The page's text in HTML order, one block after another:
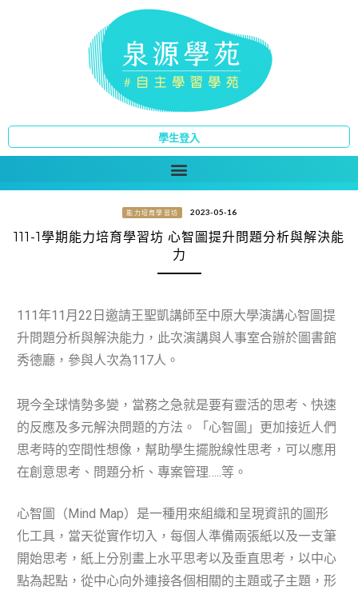
學生登入
能力培育學習坊 2023-05-16
111-1學期能力培育學習坊 心智圖提升問題分析與解決能
力
111年11月22日邀請王聖凱講師至中原大學演講心智圖提
升問題分析與解決能力，此次演講與人事室合辦於圖書館
秀德廳，參與人次為117人。
現今全球情勢多變，當務之急就是要有靈活的思考、快速
的反應及多元解決問題的方法。「心智圖」更加接近人們
思考時的空間性想像，幫助學生擺脫線性思考，可以應用
在創意思考、問題分析、專案管理…..等。
心智圖（Mind Map）是一種用來組織和呈現資訊的圖形
化工具，當天從實作切入，每個人準備兩張紙以及一支筆
開始思考，紙上分別畫上水平思考以及垂直思考，以中心
點為起點，從中心向外連接各個相關的主題或子主題，形